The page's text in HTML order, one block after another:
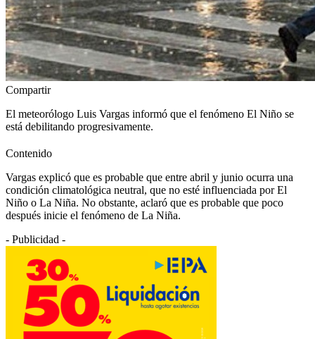
Compartir
El meteorólogo Luis Vargas informó que el fenómeno El Niño se
está debilitando progresivamente.
Contenido
Vargas explicó que es probable que entre abril y junio ocurra una
condición climatológica neutral, que no esté influenciada por El
Niño o La Niña. No obstante, aclaró que es probable que poco
después inicie el fenómeno de La Niña.
- Publicidad -